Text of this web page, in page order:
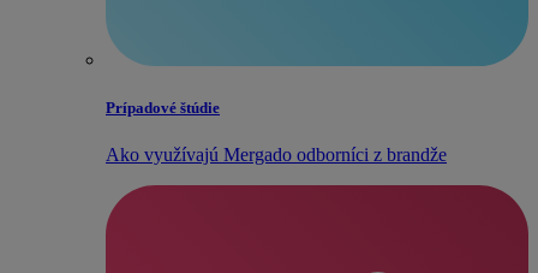
Prípadové štúdie
Ako využívajú Mergado odborníci z brandže